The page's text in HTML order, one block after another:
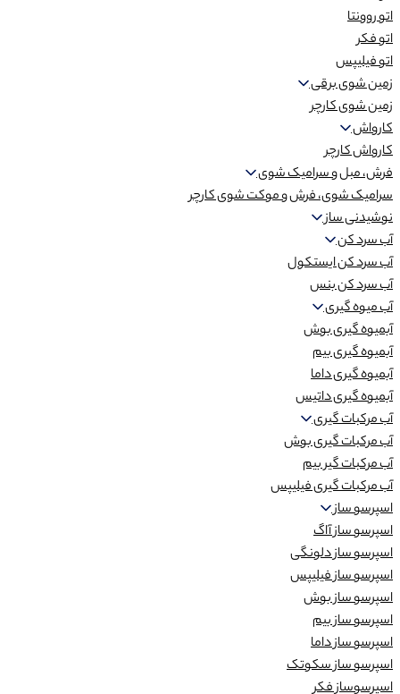
اتو روونتا
اتو فکر
اتو فیلیپس
زمین شوی برقی
زمین شوی کارچر
کارواش
کارواش کارچر
فرش، مبل و سرامیک شوی
سرامیک شوی، فرش و موکت شوی کارچر
نوشیدنی ساز
آب سرد کن
آب سرد کن ایستکول
آب سرد کن بنس
آب میوه گیری
آبمیوه گیری بوش
آبمیوه گیری بیم
آبمیوه گیری داما
آبمیوه گیری داتیس
آب مرکبات گیری
آب مرکبات گیری بوش
آب مرکبات گیر بیم
آب مرکبات گیری فیلیپس
اسپرسو ساز
اسپرسو ساز آاگ
اسپرسو ساز دلونگی
اسپرسو ساز فیلیپس
اسپرسو ساز بوش
اسپرسو ساز بیم
اسپرسو ساز داما
اسپرسو ساز سکوتک
اسپرسوساز فکر